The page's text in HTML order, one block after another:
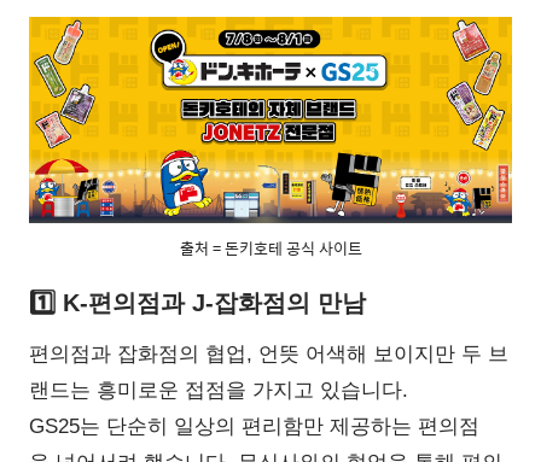
출처 = 돈키호테 공식 사이트
1️⃣ K-편의점과 J-잡화점의 만남
편의점과 잡화점의 협업, 언뜻 어색해 보이지만 두 브
랜드는 흥미로운 접점을 가지고 있습니다.
GS25는 단순히 일상의 편리함만 제공하는 편의점